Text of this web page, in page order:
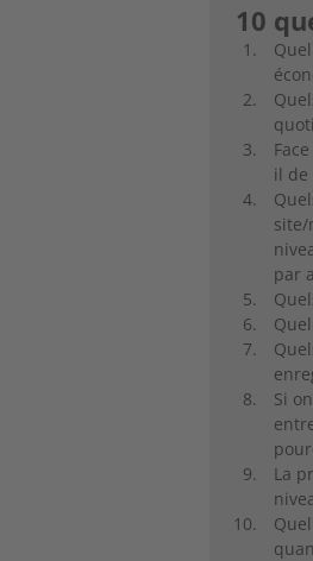
10
il de
site/
par
Si
La